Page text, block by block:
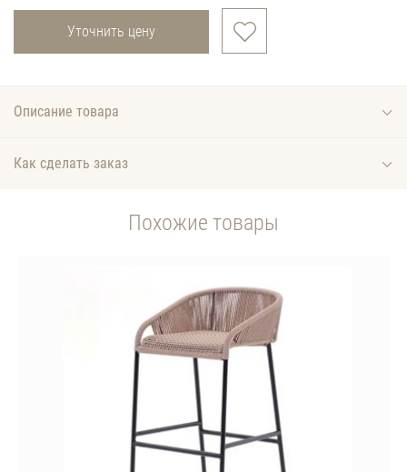
Уточнить цену
Описание товара
Как сделать заказ
Похожие товары